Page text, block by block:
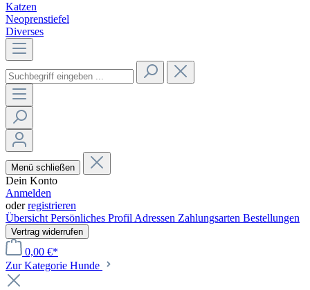
Katzen
Neoprenstiefel
Diverses
Menü schließen
Dein Konto
Anmelden
oderregistrieren
Übersicht Persönliches Profil Adressen Zahlungsarten Bestellungen
Vertrag widerrufen
0,00 €*
Zur Kategorie Hunde